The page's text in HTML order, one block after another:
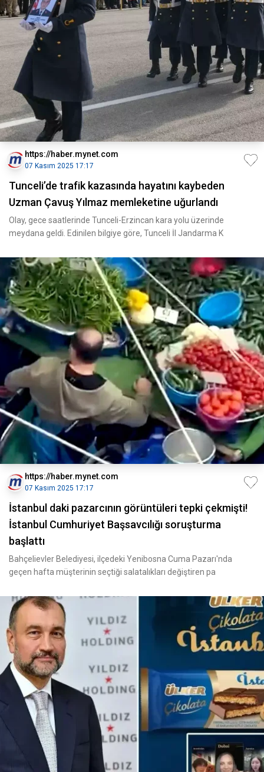
https://haber.mynet.com
07 Kasım 2025 17:17
Tunceli’de trafik kazasında hayatını kaybeden
Uzman Çavuş Yılmaz memleketine uğurlandı
Olay, gece saatlerinde Tunceli-Erzincan kara yolu üzerinde
meydana geldi. Edinilen bilgiye göre, Tunceli İl Jandarma K
https://haber.mynet.com
07 Kasım 2025 17:17
İstanbul daki pazarcının görüntüleri tepki çekmişti!
İstanbul Cumhuriyet Başsavcılığı soruşturma
başlattı
Bahçelievler Belediyesi, ilçedeki Yenibosna Cuma Pazarı'nda
geçen hafta müşterinin seçtiği salatalıkları değiştiren pa